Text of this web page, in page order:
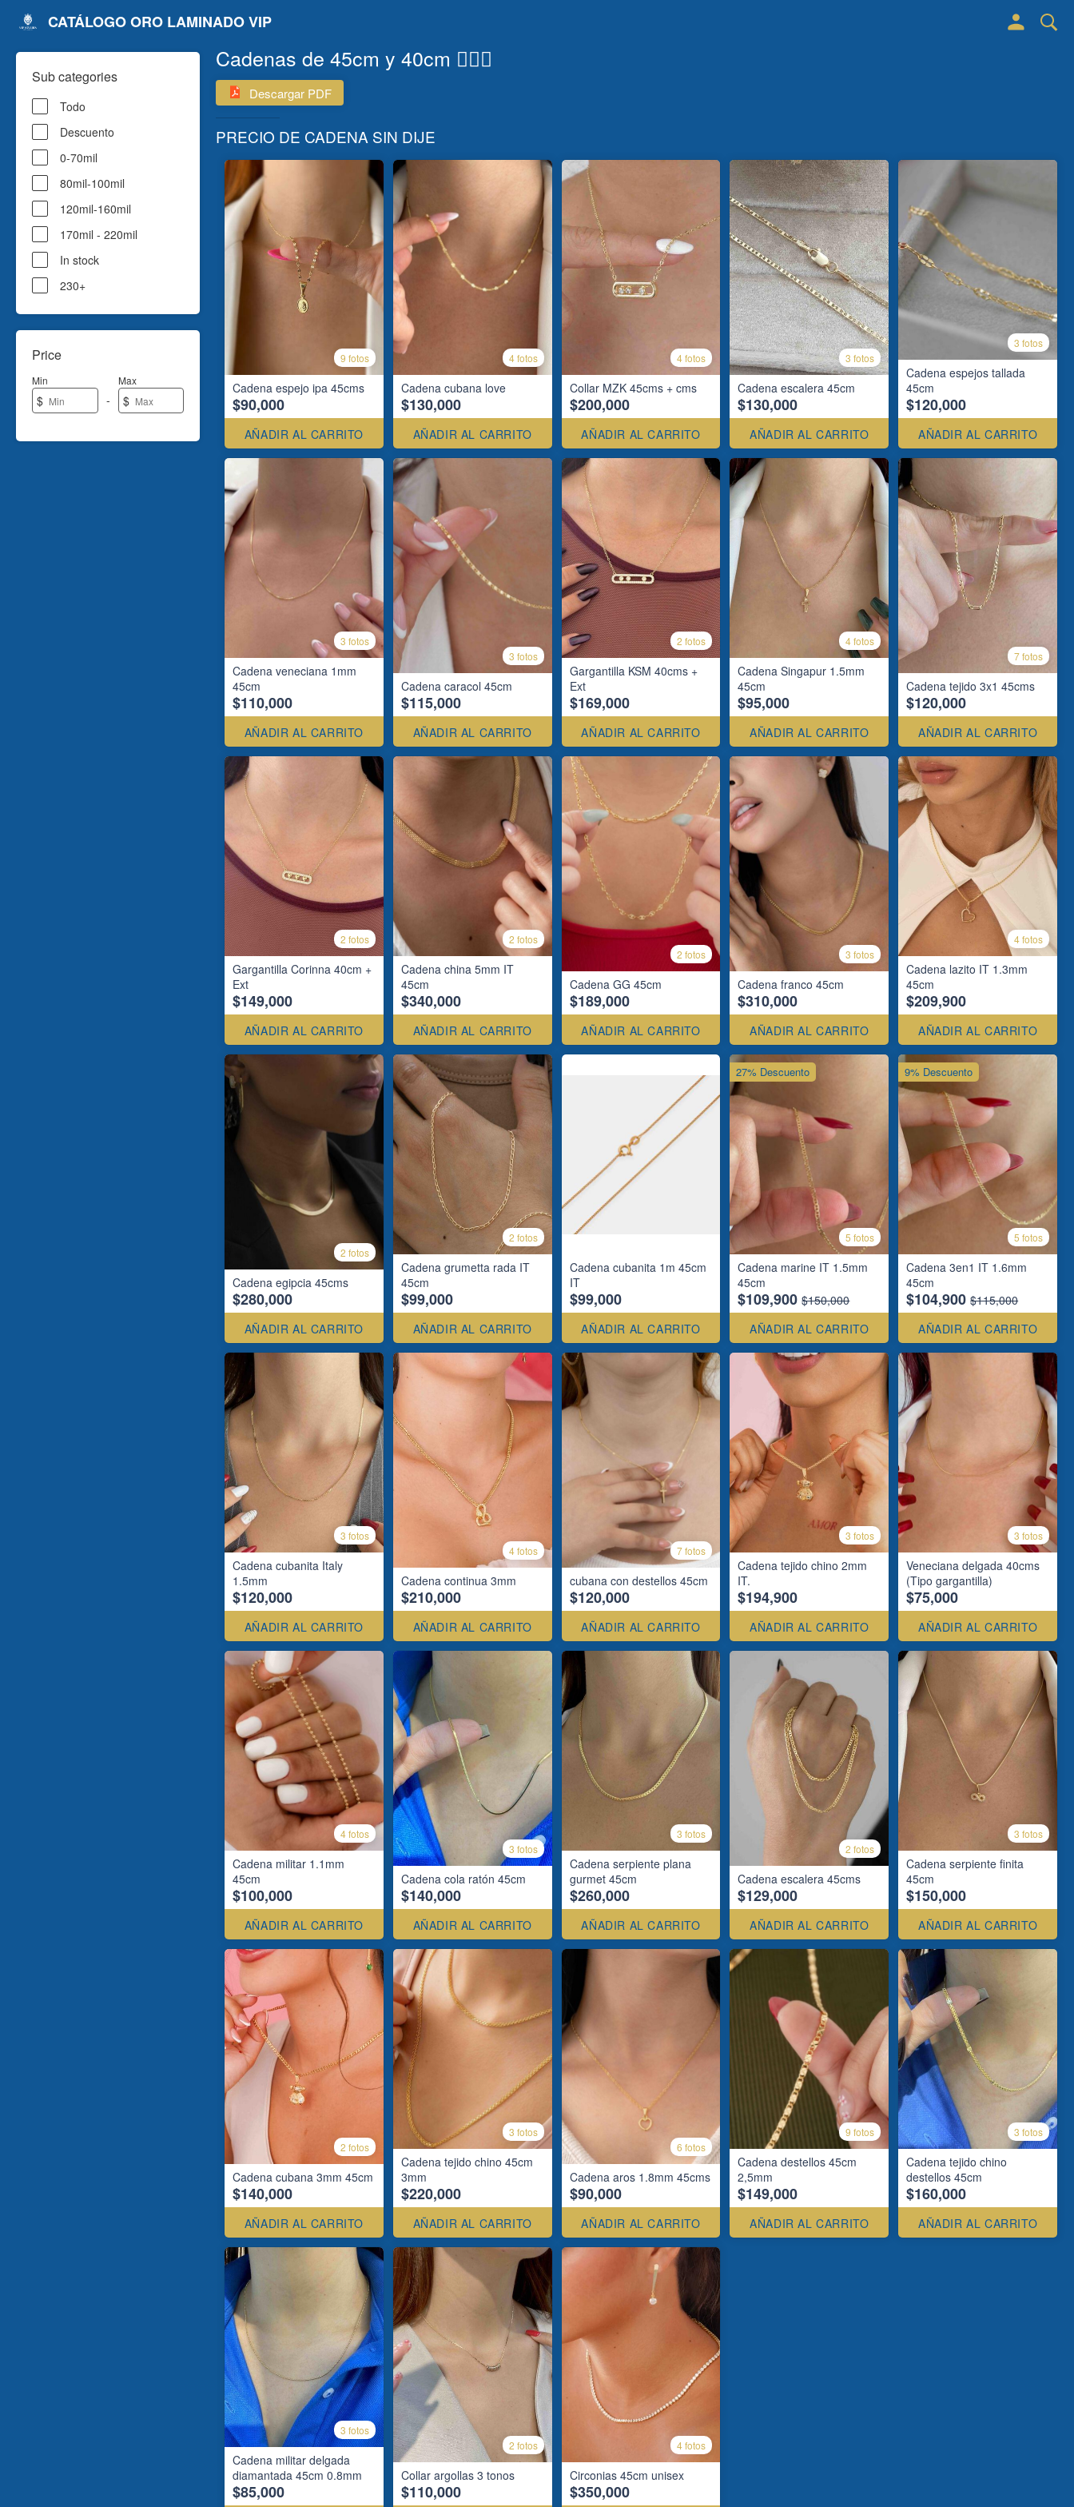
CATÁLOGO ORO LAMINADO VIP
Sub categories
Todo
Descuento
0-70mil
80mil-100mil
120mil-160mil
170mil - 220mil
In stock
230+
Price
Min
$ -
Max
$
Cadenas de 45cm y 40cm 💁🏻‍♀️
Descargar PDF
PRECIO DE CADENA SIN DIJE
9 fotos
Cadena espejo ipa 45cms
$90,000
AÑADIR AL CARRITO
4 fotos
Cadena cubana love
$130,000
AÑADIR AL CARRITO
4 fotos
Collar MZK 45cms + cms
$200,000
AÑADIR AL CARRITO
3 fotos
Cadena escalera 45cm
$130,000
AÑADIR AL CARRITO
3 fotos
Cadena espejos tallada
45cm
$120,000
AÑADIR AL CARRITO
3 fotos
Cadena veneciana 1mm
45cm
$110,000
AÑADIR AL CARRITO
3 fotos
Cadena caracol 45cm
$115,000
AÑADIR AL CARRITO
2 fotos
Gargantilla KSM 40cms +
Ext
$169,000
AÑADIR AL CARRITO
4 fotos
Cadena Singapur 1.5mm
45cm
$95,000
AÑADIR AL CARRITO
7 fotos
Cadena tejido 3x1 45cms
$120,000
AÑADIR AL CARRITO
2 fotos
Gargantilla Corinna 40cm +
Ext
$149,000
AÑADIR AL CARRITO
2 fotos
Cadena china 5mm IT
45cm
$340,000
AÑADIR AL CARRITO
2 fotos
Cadena GG 45cm
$189,000
AÑADIR AL CARRITO
3 fotos
Cadena franco 45cm
$310,000
AÑADIR AL CARRITO
4 fotos
Cadena lazito IT 1.3mm
45cm
$209,900
AÑADIR AL CARRITO
2 fotos
Cadena egipcia 45cms
$280,000
AÑADIR AL CARRITO
2 fotos
Cadena grumetta rada IT
45cm
$99,000
AÑADIR AL CARRITO
Cadena cubanita 1m 45cm
IT
$99,000
AÑADIR AL CARRITO
5 fotos
Cadena marine IT 1.5mm
45cm
$109,900 $150,000
AÑADIR AL CARRITO
27% Descuento
5 fotos
Cadena 3en1 IT 1.6mm
45cm
$104,900 $115,000
AÑADIR AL CARRITO
9% Descuento
3 fotos
Cadena cubanita Italy
1.5mm
$120,000
AÑADIR AL CARRITO
4 fotos
Cadena continua 3mm
$210,000
AÑADIR AL CARRITO
7 fotos
cubana con destellos 45cm
$120,000
AÑADIR AL CARRITO
3 fotos
Cadena tejido chino 2mm
IT.
$194,900
AÑADIR AL CARRITO
3 fotos
Veneciana delgada 40cms
(Tipo gargantilla)
$75,000
AÑADIR AL CARRITO
4 fotos
Cadena militar 1.1mm
45cm
$100,000
AÑADIR AL CARRITO
3 fotos
Cadena cola ratón 45cm
$140,000
AÑADIR AL CARRITO
3 fotos
Cadena serpiente plana
gurmet 45cm
$260,000
AÑADIR AL CARRITO
2 fotos
Cadena escalera 45cms
$129,000
AÑADIR AL CARRITO
3 fotos
Cadena serpiente finita
45cm
$150,000
AÑADIR AL CARRITO
2 fotos
Cadena cubana 3mm 45cm
$140,000
AÑADIR AL CARRITO
3 fotos
Cadena tejido chino 45cm
3mm
$220,000
AÑADIR AL CARRITO
6 fotos
Cadena aros 1.8mm 45cms
$90,000
AÑADIR AL CARRITO
9 fotos
Cadena destellos 45cm
2,5mm
$149,000
AÑADIR AL CARRITO
3 fotos
Cadena tejido chino
destellos 45cm
$160,000
AÑADIR AL CARRITO
3 fotos
Cadena militar delgada
diamantada 45cm 0.8mm
$85,000
2 fotos
Collar argollas 3 tonos
$110,000
4 fotos
Circonias 45cm unisex
$350,000